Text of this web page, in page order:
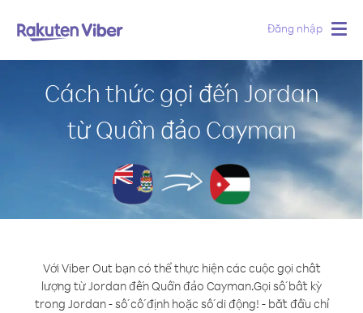
Đăng nhập
Cách thức gọi đến Jordan
từ Quần đảo Cayman
Với Viber Out bạn có thể thực hiện các cuộc gọi chất
lượng từ Jordan đến Quần đảo Cayman.Gọi số bất kỳ
trong Jordan - số cố định hoặc số di động! - bắt đầu chỉ